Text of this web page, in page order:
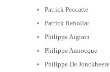
Patrick Peccatte
Patrick Rebollar
Philippe Aigrain
Philippe Annocque
Philippe De Jonckheere